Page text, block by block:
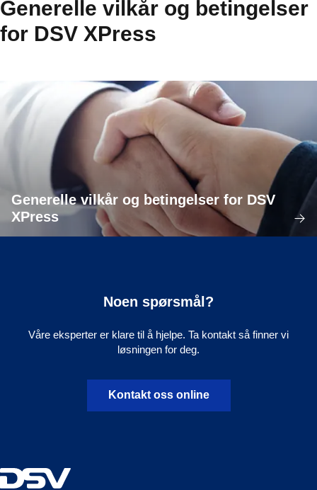
Generelle vilkår og betingelser
for DSV XPress
Generelle vilkår og betingelser for DSV
XPress
Noen spørsmål?
Våre eksperter er klare til å hjelpe. Ta kontakt så finner vi
løsningen for deg.
Kontakt oss online